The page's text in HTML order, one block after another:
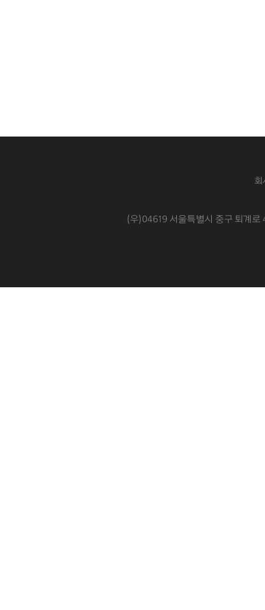
회
(우)04619 서울특별시 중구 퇴계로